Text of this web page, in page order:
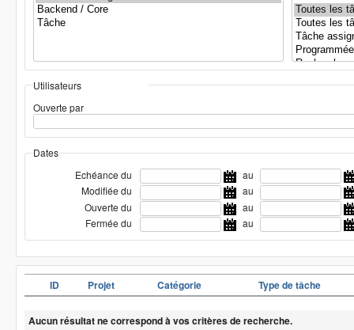
Utilisateurs
Ouverte par
Dates
Echéance du
au
Modifiée du
au
Ouverte du
au
Fermée du
au
ID Projet Catégorie Type de tâche
Aucun résultat ne correspond à vos critères de recherche.